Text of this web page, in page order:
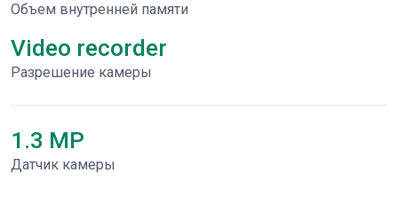
Объем внутренней памяти
Video recorder
Разрешение камеры
1.3 MP
Датчик камеры